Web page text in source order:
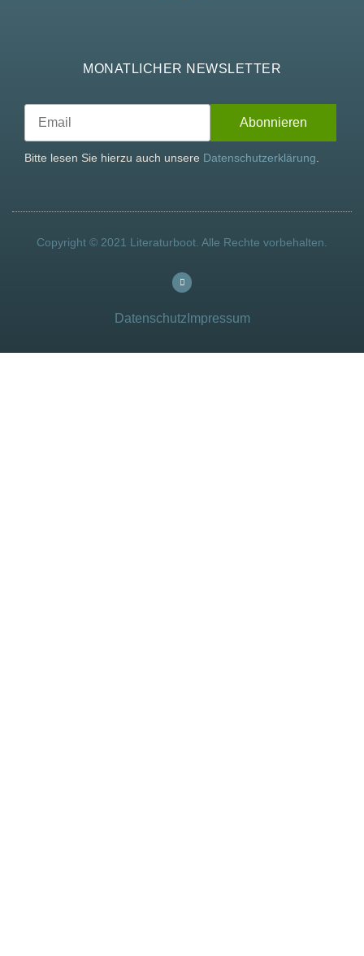
MONATLICHER NEWSLETTER
Bitte lesen Sie hierzu auch unsere Datenschutzerklärung.
Copyright © 2021 Literaturboot. Alle Rechte vorbehalten.
Datenschutz Impressum